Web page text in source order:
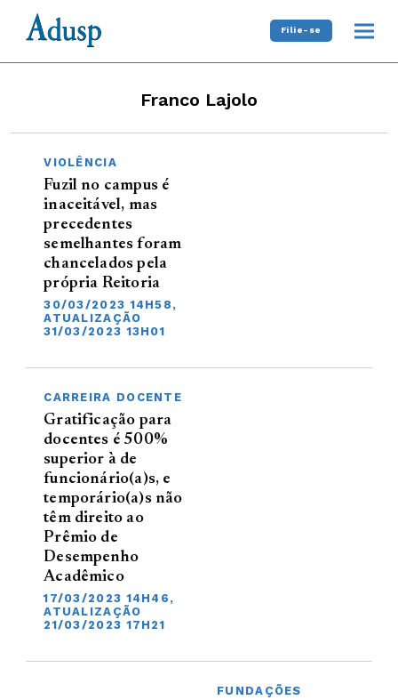
Filie-se
Franco Lajolo
VIOLÊNCIA
Fuzil no campus é
inaceitável, mas
precedentes
semelhantes foram
chancelados pela
própria Reitoria
30/03/2023 14H58,
ATUALIZAÇÃO
31/03/2023 13H01
CARREIRA DOCENTE
Gratificação para
docentes é 500%
superior à de
funcionário(a)s, e
temporário(a)s não
têm direito ao
Prêmio de
Desempenho
Acadêmico
17/03/2023 14H46,
ATUALIZAÇÃO
21/03/2023 17H21
FUNDAÇÕES